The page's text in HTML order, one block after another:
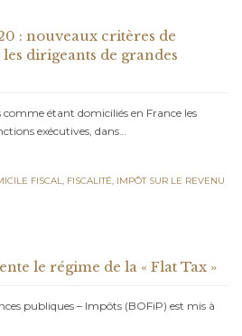
: nouveaux critères de
dirigeants de grandes
comme étant domiciliés en France les
exécutives, dans…
FISCAL, FISCALITÉ, IMPÔT SUR LE REVENU
le régime de la « Flat Tax »
publiques – Impôts (BOFiP) est mis à